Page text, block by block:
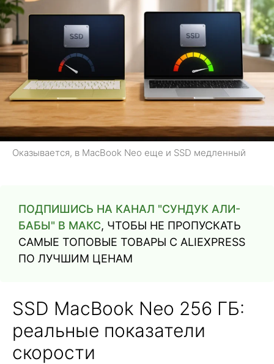
Оказывается, в MacBook Neo еще и SSD медленный
ПОДПИШИСЬ НА КАНАЛ "СУНДУК АЛИ-
БАБЫ" В МАКС, ЧТОБЫ НЕ ПРОПУСКАТЬ
САМЫЕ ТОПОВЫЕ ТОВАРЫ С ALIEXPRESS
ПО ЛУЧШИМ ЦЕНАМ
SSD MacBook Neo 256 ГБ:
реальные показатели
скорости